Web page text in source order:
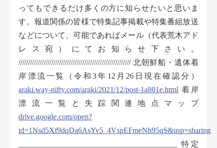
ってもできるだけ多くの方に知らせたいと思いま
す。報道関係の皆様で特集記事掲載や特集番組放送
などについて、可能であればメール（代表荒木アド
レス宛）にてお知らせ下さい。
////////////////////////////////////////////////////////// 北朝鮮船・遺体着
岸漂流一覧（令和3年12月26日現在確認分）
araki.way-nifty.com/araki/2021/12/post-1a801e.html 着岸
漂流一覧と失踪関連地点マップ
drive.google.com/open?
id=1Nsd5Xf9dqDa6AsYv5_4VspEFmeNh95qS&usp=sharing
_________________________________________ 特定